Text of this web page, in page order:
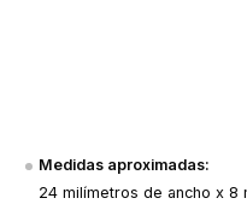
Medidas aproximadas:
24 milímetros de ancho x 8